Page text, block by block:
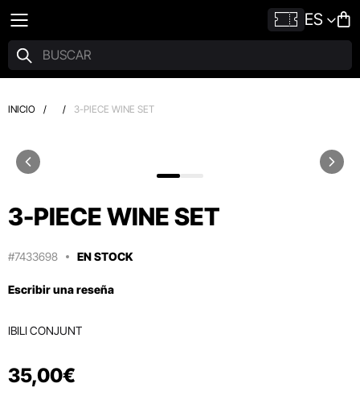
ES
INICIO / / 3-PIECE WINE SET
3-PIECE WINE SET
#7433698 EN STOCK
Escribir una reseña
IBILI CONJUNT
35,00€